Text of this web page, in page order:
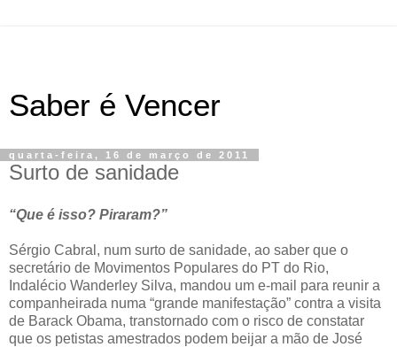
Saber é Vencer
quarta-feira, 16 de março de 2011
Surto de sanidade
“Que é isso? Piraram?”
Sérgio Cabral, num surto de sanidade, ao saber que o
secretário de Movimentos Populares do PT do Rio,
Indalécio Wanderley Silva, mandou um e-mail para reunir a
companheirada numa “grande manifestação” contra a visita
de Barack Obama, transtornado com o risco de constatar
que os petistas amestrados podem beijar a mão de José